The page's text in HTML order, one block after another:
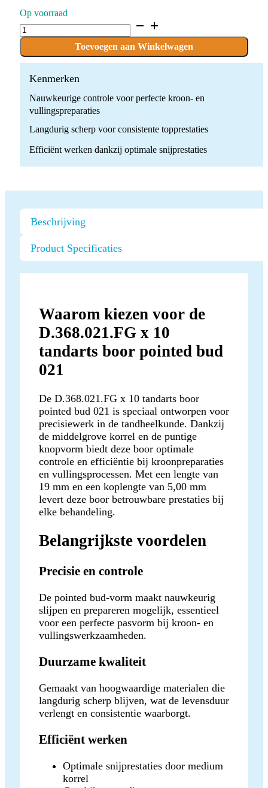
Op voorraad
D.368.021.FG
x
Boren
quantity
Toevoegen aan Winkelwagen
Kenmerken
Nauwkeurige controle voor perfecte kroon- en
vullingspreparaties
Langdurig scherp voor consistente topprestaties
Efficiënt werken dankzij optimale snijprestaties
Beschrijving
Product Specificaties
Waarom kiezen voor de
D.368.021.FG x 10
tandarts boor pointed bud
021
De D.368.021.FG x 10 tandarts boor
pointed bud 021 is speciaal ontworpen voor
precisiewerk in de tandheelkunde. Dankzij
de middelgrove korrel en de puntige
knopvorm biedt deze boor optimale
controle en efficiëntie bij kroonpreparaties
en vullingsprocessen. Met een lengte van
19 mm en een koplengte van 5,00 mm
levert deze boor betrouwbare prestaties bij
elke behandeling.
Belangrijkste voordelen
Precisie en controle
De pointed bud-vorm maakt nauwkeurig
slijpen en prepareren mogelijk, essentieel
voor een perfecte pasvorm bij kroon- en
vullingswerkzaamheden.
Duurzame kwaliteit
Gemaakt van hoogwaardige materialen die
langdurig scherp blijven, wat de levensduur
verlengt en consistentie waarborgt.
Efficiënt werken
Optimale snijprestaties door medium
korrel